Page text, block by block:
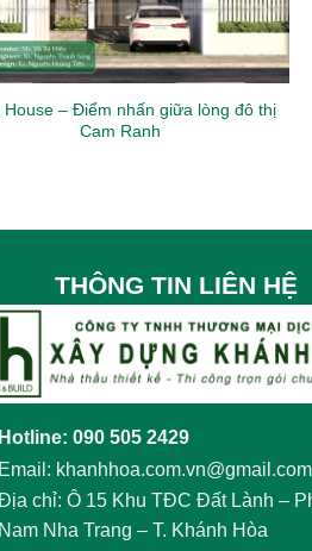
House – Điểm nhấn giữa lòng đô thị
Cam Ranh
THÔNG TIN LIÊN HỆ
Hotline: 090 505 2429
Email: khanhhoa.com.vn@gmail.com
chỉ: Ô 15 Khu TĐC Đất Lành –
Nam Nha Trang – T. Khánh Hòa